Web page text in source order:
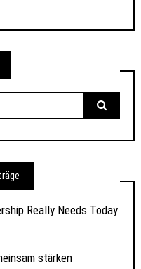
Really Needs Today
stärken